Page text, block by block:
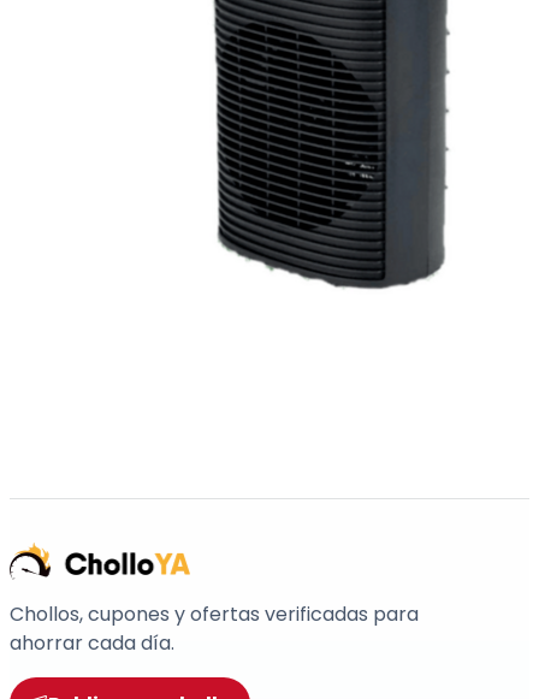
Chollos, cupones y ofertas verificadas para
ahorrar cada día.